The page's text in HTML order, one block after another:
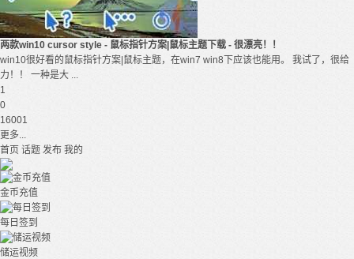
两款win10 cursor style - 鼠标指针方案|鼠标主题下载 - 很漂亮！！
win10很好看的鼠标指针方案|鼠标主题，在win7 win8下应该也能用。 我试了，很给
力！！ 一种是大 ...
1
0
16001
更多...
首页 话题 发布 我的
金币充值
每日签到
储运视频